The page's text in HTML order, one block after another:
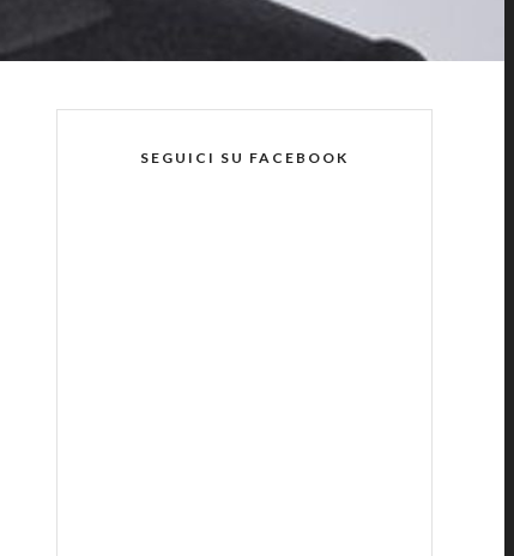
SEGUICI SU FACEBOOK